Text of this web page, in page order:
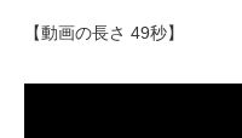
【動画の長さ 49秒】